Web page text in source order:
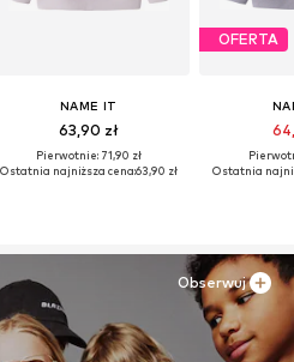
NAME IT
63,90 zł
Pierwotnie: 71,90 zł
Ostatnia najniższa cena:63,90 zł
OFERTA
Ostatnia
Obserwuj